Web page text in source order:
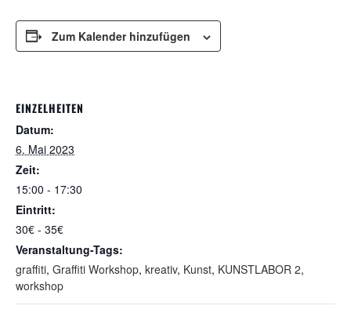
Zum Kalender hinzufügen
EINZELHEITEN
Datum:
6. Mai 2023
Zeit:
15:00 - 17:30
Eintritt:
30€ - 35€
Veranstaltung-Tags:
graffiti, Graffiti Workshop, kreativ, Kunst, KUNSTLABOR 2,
workshop